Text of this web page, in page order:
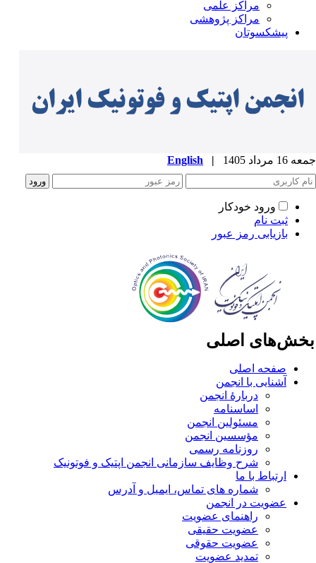
مراکز علمی
مراکز پژوهشی
پیشکسوتان
مرداد 1405 |
English
ورود خودکار
ثبت نام
بازیابی رمز عبور
اصلی
صفحه اصلی
آشنایی با انجمن
دربارۀ انجمن
اساسنامه
مسئولین انجمن
مؤسسین انجمن
روزنامه رسمی
شرح وظایف سازمانی انجمن اپتیک و فوتونیک
ارتباط با ما
شماره های تماس، ایمیل و آدرس
عضویت در انجمن
راهنمای عضویت
عضویت حقیقی
عضویت حقوقی
تمدید عضویت